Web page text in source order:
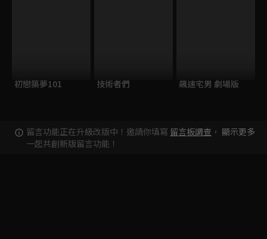
初戀築夢101 技術者們 飆速宅男 劇場版
留言功能正在升級改版中！邀請你填寫 留言板調查 ，
一起共創新版留言功能！
顯示更多